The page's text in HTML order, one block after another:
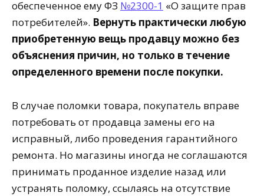
обеспеченное ему ФЗ №2300-1 «О защите прав
потребителей». Вернуть практически любую
приобретенную вещь продавцу можно без
объяснения причин, но только в течение
определенного времени после покупки.
В случае поломки товара, покупатель вправе
потребовать от продавца замены его на
исправный, либо проведения гарантийного
ремонта. Но магазины иногда не соглашаются
принимать проданное изделие назад или
устранять поломку, ссылаясь на отсутствие